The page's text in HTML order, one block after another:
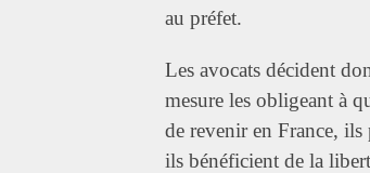
au préfet.
Les avocats décident
mesure les obligeant à
de revenir en France,
ils bénéficient de la